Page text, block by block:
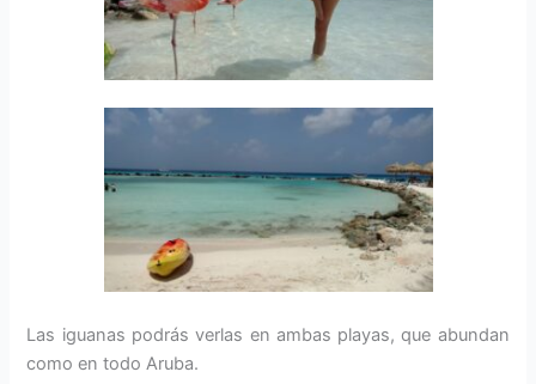
Las iguanas podrás verlas en ambas playas, que abundan
como en todo Aruba.